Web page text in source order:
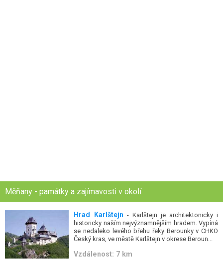
Měňany - památky a zajímavosti v okolí
Hrad Karlštejn - Karlštejn je architektonicky i
historicky naším nejvýznamnějším hradem. Vypíná
se nedaleko levého břehu řeky Berounky v CHKO
Český kras, ve městě Karlštejn v okrese Beroun...
Vzdálenost: 7 km